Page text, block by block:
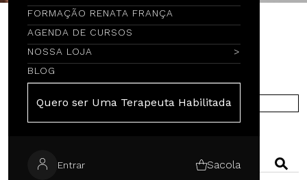
FORMAÇÃO RENATA FRANÇA
AGENDA DE CURSOS
NOSSA LOJA
BLOG
Quero ser Uma Terapeuta Habilitada
Entrar Sacola
Encontre por Nome
COMPRE NA EUROPA